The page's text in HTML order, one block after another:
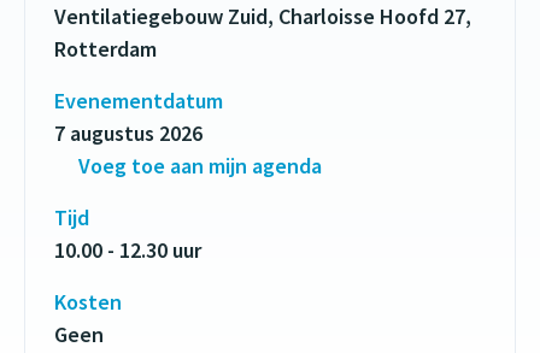
Ventilatiegebouw Zuid, Charloisse Hoofd 27,
Rotterdam
Evenementdatum
7 augustus 2026
Voeg toe aan mijn agenda
Tijd
10.00 - 12.30 uur
Kosten
Geen